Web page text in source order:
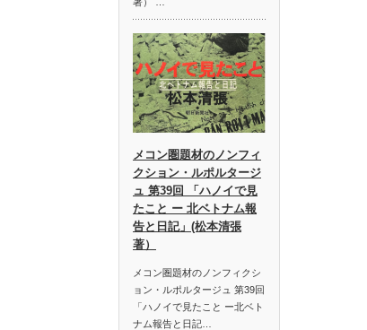
メコン圏題材のノンフィ
クション・ルポルタージ
ュ 第39回 「ハノイで見
たこと ー 北ベトナム報
告と日記」(松本清張
著）
メコン圏題材のノンフィクシ
ョン・ルポルタージュ 第39回
「ハノイで見たこと ー北ベト
ナム報告と日記…